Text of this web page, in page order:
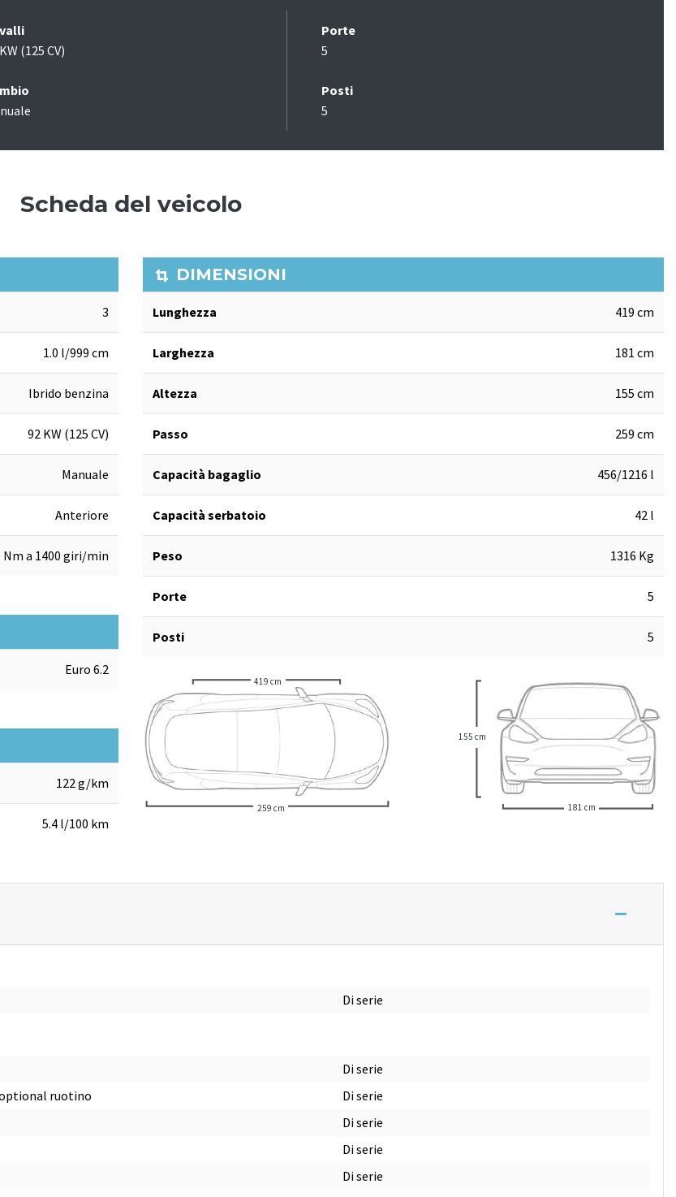
(125 CV)
Porte
5
Posti
5
Scheda del veicolo
3
1.0 l/999 cm
Ibrido benzina
92 KW (125 CV)
Manuale
Anteriore
Nm a 1400 giri/min
Euro 6.2
122 g/km
5.4 l/100 km
DIMENSIONI
Lunghezza 419 cm
Larghezza 181 cm
Altezza 155 cm
Passo 259 cm
Capacità bagaglio 456/1216 l
Capacità serbatoio 42 l
Peso 1316 Kg
Porte 5
Posti 5
419 cm
259 cm
155 cm
181 cm
Di serie
Di serie
optional ruotino
Di serie
Di serie
Di serie
Di serie